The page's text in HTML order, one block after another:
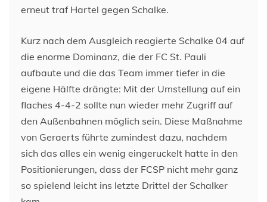
erneut traf Hartel gegen Schalke.
Kurz nach dem Ausgleich reagierte Schalke 04 auf
die enorme Dominanz, die der FC St. Pauli
aufbaute und die das Team immer tiefer in die
eigene Hälfte drängte: Mit der Umstellung auf ein
flaches 4-4-2 sollte nun wieder mehr Zugriff auf
den Außenbahnen möglich sein. Diese Maßnahme
von Geraerts führte zumindest dazu, nachdem
sich das alles ein wenig eingeruckelt hatte in den
Positionierungen, dass der FCSP nicht mehr ganz
so spielend leicht ins letzte Drittel der Schalker